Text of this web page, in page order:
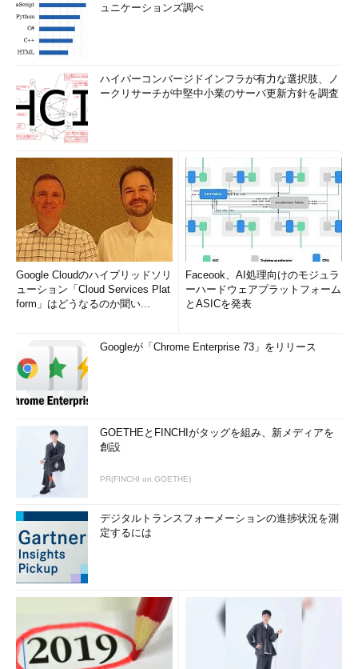
ュニケーションズ調べ
ハイパーコンバージドインフラが有力な選択肢、ノ
ークリサーチが中堅中小業のサーバ更新方針を調査
Google Cloudのハイブリッドソリ
ューション「Cloud Services Plat
form」はどうなるのか聞い...
Faceook、AI処理向けのモジュラ
ーハードウェアプラットフォーム
とASICを発表
Googleが「Chrome Enterprise 73」をリリース
GOETHEとFINCHIがタッグを組み、新メディアを
創設
PR(FINCHI on GOETHE)
デジタルトランスフォーメーションの進捗状況を測
定するには